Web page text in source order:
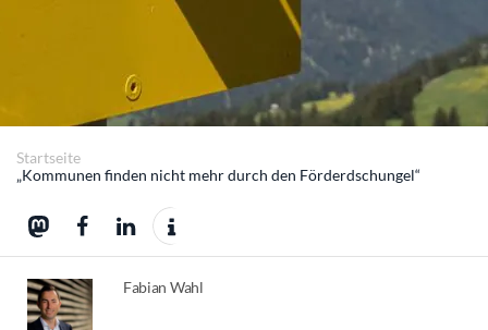
Startseite
„Kommunen finden nicht mehr durch den Förderdschungel“
Fabian Wahl